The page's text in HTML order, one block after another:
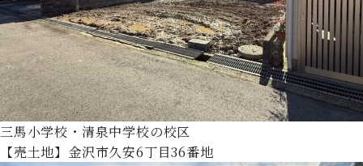
三馬小学校・清泉中学校の校区
【売土地】金沢市久安6丁目36番地